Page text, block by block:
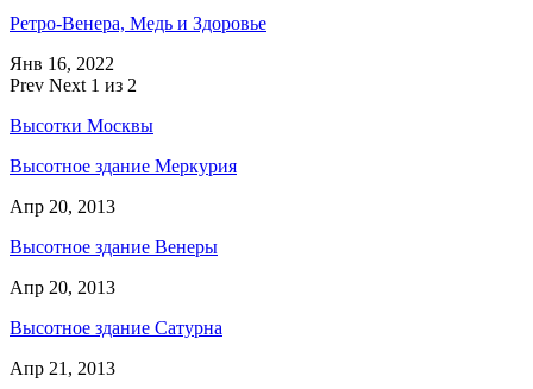
Ретро-Венера, Медь и Здоровье
Янв 16, 2022
Prev Next 1 из 2
Высотки Москвы
Высотное здание Меркурия
Апр 20, 2013
Высотное здание Венеры
Апр 20, 2013
Высотное здание Сатурна
Апр 21, 2013